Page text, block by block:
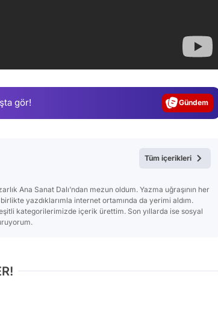
gör! Gündem
Test
Ana Sanat Dalı’ndan mezun oldum. Yazma uğraşının her
yazdıklarımla internet ortamında da yerimi aldım.
kategorilerimizde içerik ürettim. Son yıllarda ise sosyal
Tüm içerikleri